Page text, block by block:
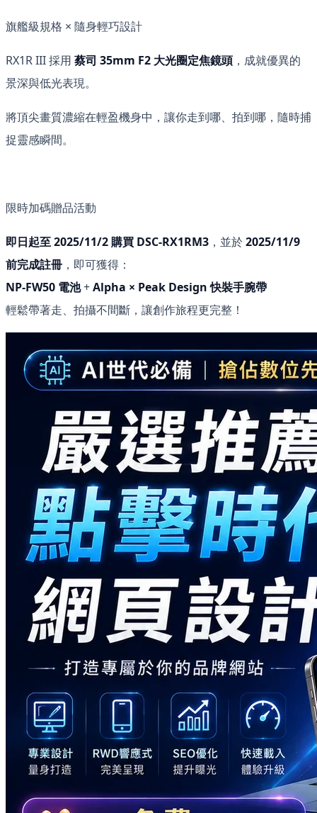
旗艦級規格 × 隨身輕巧設計
RX1R III 採用 蔡司 35mm F2 大光圈定焦鏡頭 ，成就優異的
景深與低光表現。
將頂尖畫質濃縮在輕盈機身中，讓你走到哪、拍到哪，隨時捕
捉靈感瞬間。
限時加碼贈品活動
即日起至 2025/11/2 購買 DSC-RX1RM3 ，並於2025/11/9
前完成註冊 ，即可獲得：
NP-FW50 電池+Alpha × Peak Design 快裝手腕帶
輕鬆帶著走、拍攝不間斷，讓創作旅程更完整！